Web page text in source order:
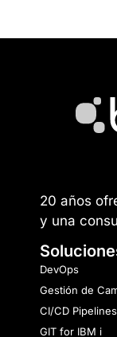
20 años
y una
DevOps
Gestión de
CI/CD Pipelines
GIT for IBM i